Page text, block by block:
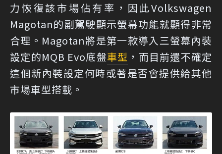
力恢復該市場佔有率，因此Volkswagen
Magotan的副駕駛顯示螢幕功能就顯得非常
合理。Magotan將是第一款導入三螢幕內裝
設定的MQB Evo底盤車型 ，而目前還不確定
這個新內裝設定何時或著是否會提供給其他
市場車型搭載。